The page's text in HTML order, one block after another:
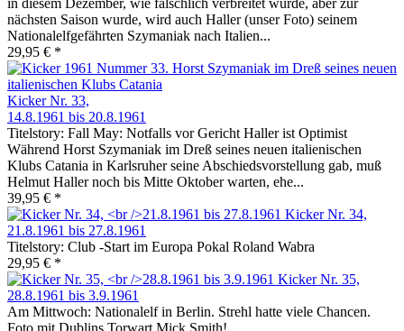
in diesem Dezember, wie fälschlich verbreitet wurde, aber zur
nächsten Saison wurde, wird auch Haller (unser Foto) seinem
Nationalelfgefährten Szymaniak nach Italien...
29,95 € *
Kicker Nr. 33,
14.8.1961 bis 20.8.1961
Titelstory: Fall May: Notfalls vor Gericht Haller ist Optimist
Während Horst Szymaniak im Dreß seines neuen italienischen
Klubs Catania in Karlsruher seine Abschiedsvorstellung gab, muß
Helmut Haller noch bis Mitte Oktober warten, ehe...
39,95 € *
Kicker Nr. 34,
21.8.1961 bis 27.8.1961
Titelstory: Club -Start im Europa Pokal Roland Wabra
29,95 € *
Kicker Nr. 35,
28.8.1961 bis 3.9.1961
Am Mittwoch: Nationalelf in Berlin. Strehl hatte viele Chancen.
Foto mit Dublins Torwart Mick Smith!